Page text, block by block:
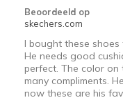
Beoordeeld op
skechers.com
I bought these
He needs good
perfect. The color on
many compliments.
now these are his